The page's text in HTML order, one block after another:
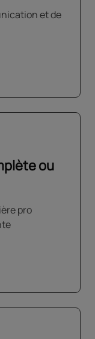
et de
ou
pro